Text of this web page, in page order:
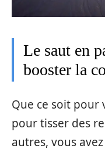
Le saut en
booster la
Que ce soit
pour tisser des
autres, vous